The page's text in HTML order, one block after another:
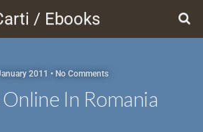
/ Ebooks
2011 • No Comments
In Romania